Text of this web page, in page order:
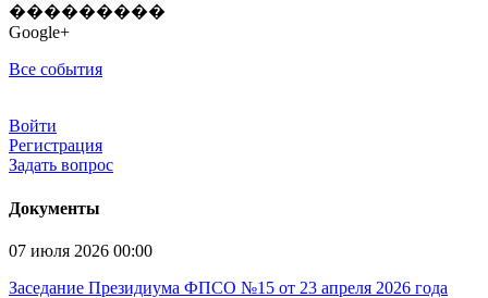
���������
Google+
Все события
Войти
Регистрация
Задать вопрос
Документы
07 июля 2026 00:00
Заседание Президиума ФПСО №15 от 23 апреля 2026 года